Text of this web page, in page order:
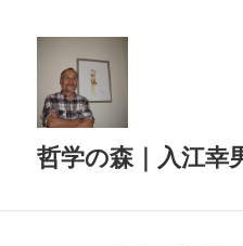
哲学の森｜入江幸